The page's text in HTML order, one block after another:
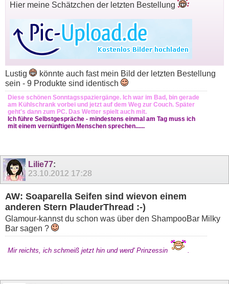
Hier meine Schätzchen der letzten Bestellung
Lustig
könnte auch fast mein Bild der letzten Bestellung
sein - 9 Produkte sind identisch
Diese schönen Sonntagsspaziergänge. Ich war im Bad, bin gerade
am Kühlschrank vorbei und jetzt auf dem Weg zur Couch. Später
geht's dann zum PC. Das Wetter spielt auch mit.
Ich führe Selbstgespräche - mindestens einmal am Tag muss ich
mit einem vernünftigen Menschen sprechen......
Lilie77:
23.10.2012 17:28
AW: Soaparella Seifen sind wievon einem
anderen Stern PlauderThread :-)
Glamour-kannst du schon was über den ShampooBar Milky
Bar sagen ?
Mir reichts, ich schmeiß jetzt hin und werd' Prinzessin .